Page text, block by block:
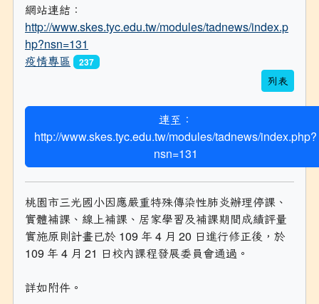
網站連結：
http://www.skes.tyc.edu.tw/modules/tadnews/index.p
hp?nsn=131
疫情專區
237
列表
連至：
http://www.skes.tyc.edu.tw/modules/tadnews/index.php?
nsn=131
桃園市三光國小因應嚴重特殊傳染性肺炎辦理停課、
實體補課、線上補課、居家學習及補課期間成績評量
實施原則計畫已於 109 年 4 月 20 日進行修正後，於
109 年 4 月 21 日校內課程發展委員會通過。
詳如附件。